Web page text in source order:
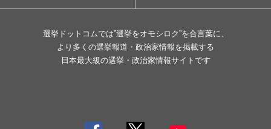
選挙ドットコムでは”選挙をオモシロク”を合言葉に、
より多くの選挙報道・政治家情報を掲載する
日本最大級の選挙・政治家情報サイトです